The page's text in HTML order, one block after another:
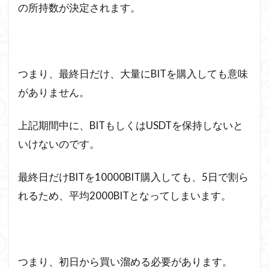
の所持数が決定されます。
つまり、最終日だけ、大量にBITを購入しても意味
がありません。
上記期間中に、BITもしくはUSDTを保持しないと
いけないのです。
最終日だけBITを10000BIT購入しても、5日で割ら
れるため、平均2000BITとなってしまいます。
つまり、初日から買い溜める必要があります。